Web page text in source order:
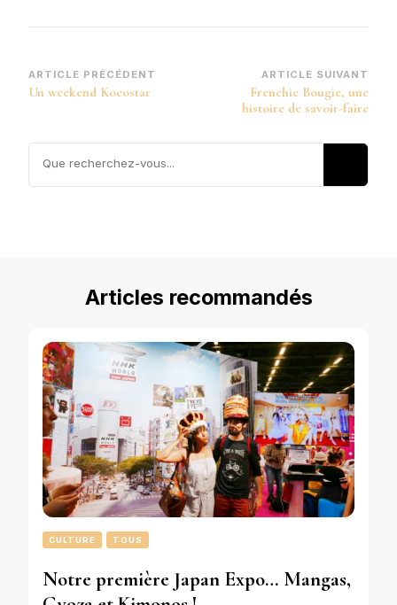
Navigation
d’article
ARTICLE PRÉCÉDENT
Un weekend Kocostar
ARTICLE SUIVANT
Frenchie Bougie, une
histoire de savoir-faire
Articles recommandés
CULTURE TOUS
Notre première Japan Expo… Mangas,